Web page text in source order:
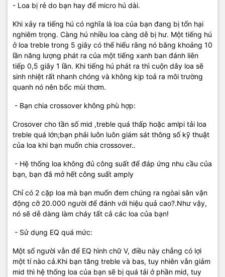
- Loa bị rẻ do bạn hay để micro hú dài.
Khi xảy ra tiếng hú có nghĩa là loa của bạn đang bị tổn hại
nghiêm trọng. Càng hú nhiều loa càng dễ bị hư. Một tiếng hú
ở loa treble trong 5 giây có thể hiểu rằng nó bằng khoảng 10
lần năng lượng phát ra của một tiếng xanh ban đánh liên
tiếp 0,5 giây 1 lần. Khi tiếng hú phát ra thì cuộn dây loa sẽ
sinh nhiệt rất nhanh chóng và không kịp toả ra môi trường
quanh nó nên bốc mùi thơm.
- Bạn chia crossover không phù hợp:
Crosover cho tần số mid ,treble quá thấp hoặc amlpi tải loa
treble quá lớn;bạn phải luôn luôn giám sát thông số kỹ thuật
của loa khi bạn muốn chia crossover..
- Hệ thống loa không đủ công suất để đáp ứng nhu cầu của
bạn, bạn đã mở hết công suất amply
Chỉ có 2 cặp loa mà bạn muốn đem chúng ra ngòai sân vận
động cỡ 20.000 người để đánh với hiệu quả cao?.Như vậy,
nó sẽ dễ dàng làm cháy tất cả các loa của bạn!
- Sử dụng EQ quá mức:
Một số người vẫn để EQ hình chữ V, điều này chẳng có lợi
một tí nào cả.Khi bạn tăng treble và bas, tuy nhiên vẫn giảm
mid thì hệ thống loa của bạn sẽ bị quá tải ở phần mid, tuy